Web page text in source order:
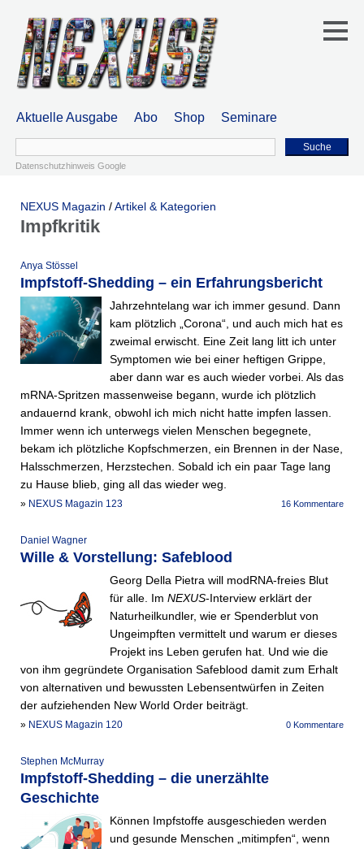
Aktuelle Ausgabe Abo Shop Seminare
Suche
Datenschutzhinweis Google
NEXUS Magazin /Artikel & Kategorien
Impfkritik
Anya Stössel
Impfstoff-Shedding – ein Erfahrungsbericht
Jahrzehntelang war ich immer gesund. Dann
kam plötzlich „Corona“, und auch mich hat es
zweimal erwischt. Eine Zeit lang litt ich unter
Symptomen wie bei einer heftigen Grippe,
aber dann war es auch wieder vorbei. Als das
mRNA-Spritzen massenweise begann, wurde ich plötzlich
andauernd krank, obwohl ich mich nicht hatte impfen lassen.
Immer wenn ich unterwegs vielen Menschen begegnete,
bekam ich plötzliche Kopfschmerzen, ein Brennen in der Nase,
Halsschmerzen, Herzstechen. Sobald ich ein paar Tage lang
zu Hause blieb, ging all das wieder weg.
16 Kommentare
» NEXUS Magazin 123
Daniel Wagner
Wille & Vorstellung: Safeblood
Georg Della Pietra will modRNA-freies Blut
für alle. Im NEXUS-Interview erklärt der
Naturheilkundler, wie er Spenderblut von
Ungeimpften vermittelt und warum er dieses
Projekt ins Leben gerufen hat. Und wie die
von ihm gegründete Organisation Safeblood damit zum Erhalt
von alternativen und bewussten Lebensentwürfen in Zeiten
der aufziehenden New World Order beiträgt.
0 Kommentare
» NEXUS Magazin 120
Stephen McMurray
Impfstoff-Shedding – die unerzählte
Geschichte
Können Impfstoffe ausgeschieden werden
und gesunde Menschen „mitimpfen“, wenn